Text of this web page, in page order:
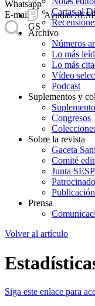
Ayudas
GS
Whatsapp
E-mail
Cartas al
Archivo
Números
Lo más
Lo más
Vídeo
Podcast
Suplementos y
Congresos
Sobre la revista
Gaceta
Comité
Junta
Prensa
Volver al artículo
Siga este enlace para